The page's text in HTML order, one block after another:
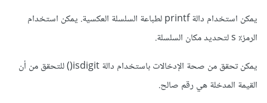
يمكن استخدام دالة printf لطباعة السلسلة العكسية. يمكن استخدام
الرمز٪ s لتحديد مكان السلسلة.
يمكن تحقق من صحة الإدخالات باستخدام دالة isdigit() للتحقق من أن
القيمة المدخلة هي رقم صالح.